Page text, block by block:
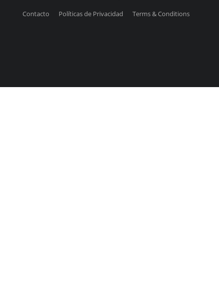
Contacto Políticas de Privacidad Terms & Conditions